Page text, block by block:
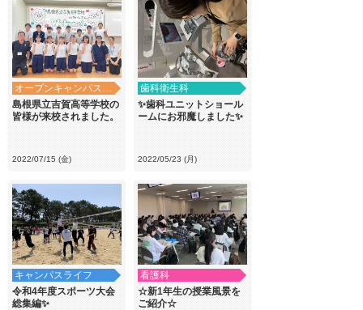
オープンキャンパス・学校見学
島根県立吉賀高等学校の
皆様が来校されました。
2022/07/15 (金)
歯科衛生科
✨歯科ユニットショール
ームにお邪魔しました✨
2022/05/23 (月)
キャンパスライフ
令和4年度スポーツ大会
総集編✨
看護科
☆新1年生の授業風景を
ご紹介☆